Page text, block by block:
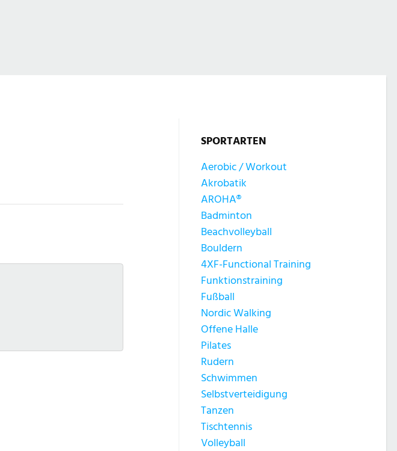
SPORTARTEN
Aerobic / Workout
Akrobatik
AROHA®
Badminton
Beachvolleyball
Bouldern
4XF-Functional Training
Funktionstraining
Fußball
Nordic Walking
Offene Halle
Pilates
Rudern
Schwimmen
Selbstverteidigung
Tanzen
Tischtennis
Volleyball